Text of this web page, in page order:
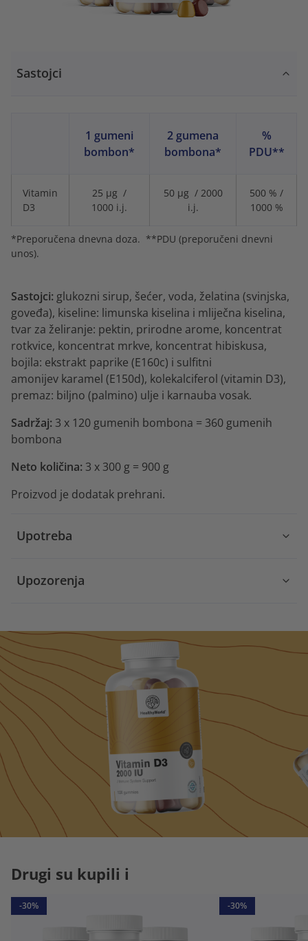
Sastojci
1 gumeni
bombon*
2 gumena
bombona*
%
PDU**
Vitamin
D3
25 μg /
1000 i.j.
50 μg / 2000
i.j.
500 % /
1000 %
*Preporučena dnevna doza. **PDU (preporučeni dnevni
unos).
Sastojci: glukozni sirup, šećer, voda, želatina (svinjska,
goveđa), kiseline: limunska kiselina i mliječna kiselina,
tvar za želiranje: pektin, prirodne arome, koncentrat
rotkvice, koncentrat mrkve, koncentrat hibiskusa,
bojila: ekstrakt paprike (E160c) i sulfitni
amonijev karamel (E150d), kolekalciferol (vitamin D3),
premaz: biljno (palmino) ulje i karnauba vosak.
Sadržaj: 3 x 120 gumenih bombona = 360 gumenih
bombona
Neto količina: 3 x 300 g = 900 g
Proizvod je dodatak prehrani.
Upotreba
Upozorenja
Drugi su kupili i
-30% -30%